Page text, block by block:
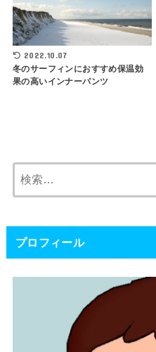
2022.10.07
冬のサーフィンにおすすめ保温効
果の高いインナーパンツ
プロフィール